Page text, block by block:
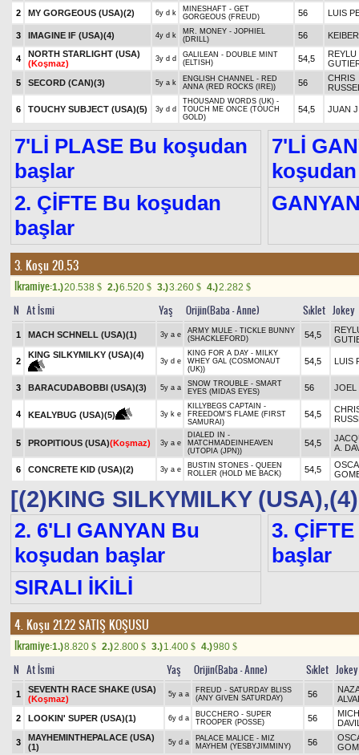
2
MY GORGEOUS (USA)(2) 6y d k
MINESHAFT - GET
GORGEOUS (FREUD)
56 LUIS
3 IMAGINE IF (USA)(4) 4y d k
MR. MONEY - JOPHIEL
(DRILL)
56
4
NORTH STARLIGHT (USA)
(Koşmaz)
3y d d
GALILEAN - DOUBLE MINT
(ELTISH)
54,5
REYLU
5
SECORD (CAN)(3) 5y a k
ENGLISH CHANNEL - RED
ANNA (RED ROCKS (IRE))
56
CHRIS
6 TOUCHY SUBJECT (USA)(5) 3y d d
THOUSAND WORDS (UK) -
TOUCH ME ONCE (TOUCH
GOLD)
54,5 JUAN
7'Lİ PLASE Bu koşudan
başlar
7'Lİ
2. ÇİFTE Bu koşudan
başlar
3. Koşu 20.53
Ikramiye:1.)20.538 $ 2.)6.520 $ 3.)3.260 $ 4.)2.282 $
N At İsmi Yaş Orijin(Baba - Anne) Sıklet Jokey
1 MACH SCHNELL (USA)(1) 3y a e
ARMY MULE - TICKLE BUNNY
(SHACKLEFORD)
54,5
2
KING SILKYMILKY (USA)(4)
3y d e
KING FOR A DAY - MILKY
WHEY GAL (COSMONAUT
(UK))
54,5 LUIS
3 BARACUDABOBBI (USA)(3) 5y a a
SNOW TROUBLE - SMART
EYES (MIDAS EYES)
56 JOEL
4 KEALYBUG (USA)(5) 3y k e
KILLYBEGS CAPTAIN -
FREEDOM'S FLAME (FIRST
SAMURAI)
54,5
5 PROPITIOUS (USA)(Koşmaz) 3y a e
DIALED IN -
MATCHMADEINHEAVEN
(UTOPIA (JPN))
54,5
A.
6 CONCRETE KID (USA)(2) 3y a e
BUSTIN STONES - QUEEN
ROLLER (HOLD ME BACK)
54,5
[(2)KING SILKYMILKY
2. 6'LI GANYAN Bu
koşudan başlar
3.
başlar
SIRALI İKİLİ
4. Koşu 21.22SATIŞ KOŞUSU
Ikramiye:1.)8.820 $ 2.)2.800 $ 3.)1.400 $ 4.)980 $
N At İsmi Yaş Orijin(Baba - Anne) Sıklet Jokey
1
SEVENTH RACE SHAKE (USA)
(Koşmaz)
5y a a
FREUD - SATURDAY BLISS
(ANY GIVEN SATURDAY)
56
2
LOOKIN' SUPER (USA)(1) 6y d a
BUCCHERO - SUPER
TROOPER (POSSE)
56
3
MAYHEMINTHEPALACE (USA)
(1)
5y d a
PALACE MALICE - MIZ
MAYHEM (YESBYJIMMINY)
56